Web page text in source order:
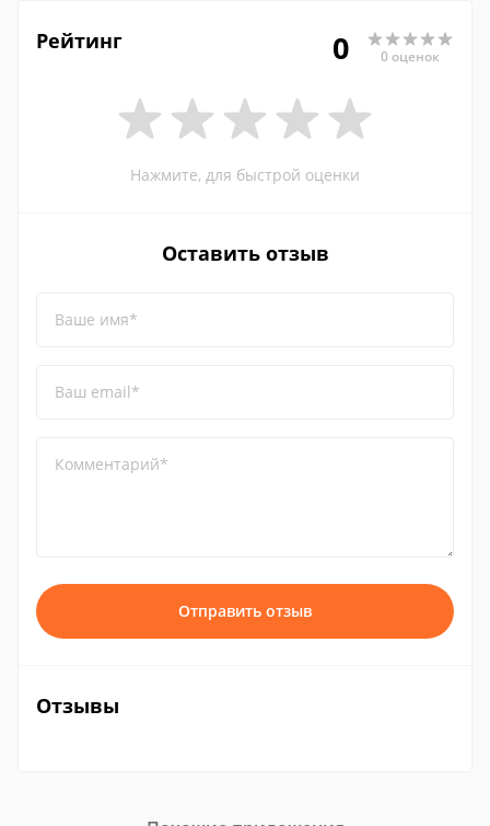
Рейтинг 0 0 оценок
Нажмите, для быстрой оценки
Оставить отзыв
Ваше имя*
Ваш email*
Комментарий*
Отправить отзыв
Отзывы